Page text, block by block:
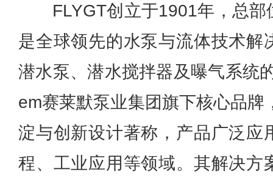
FLYGT创立于1901年，总
是全球领先的水泵与流体技术解
潜水泵、潜水搅拌器及曝气系统
em赛莱默泵业集团旗下核心品牌
淀与创新设计著称，产品广泛应
程、工业应用等领域。其解决方